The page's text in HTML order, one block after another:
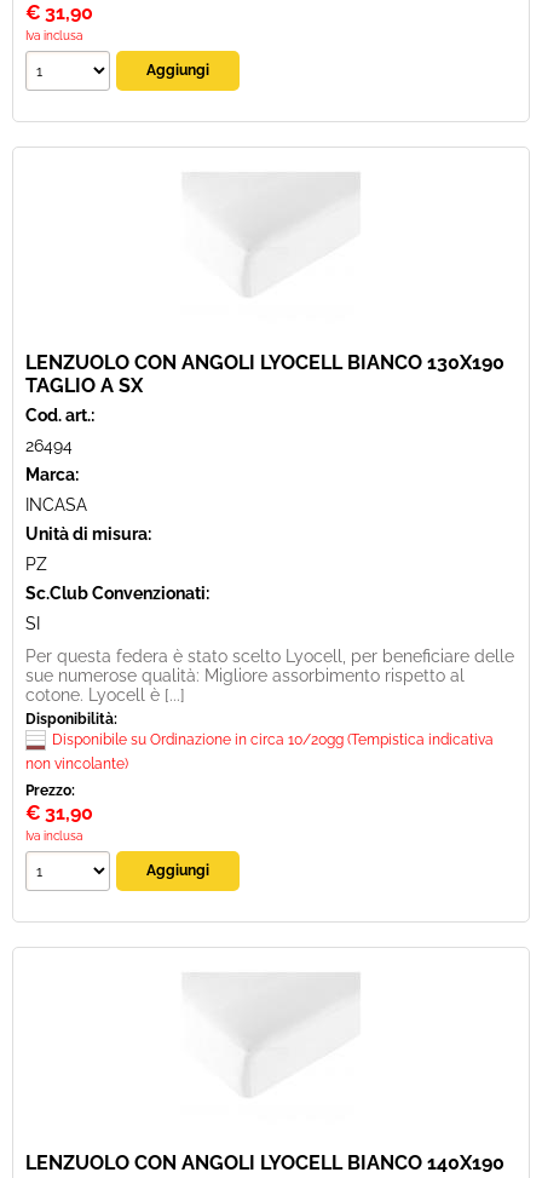
€ 31,90
Iva inclusa
LENZUOLO CON ANGOLI LYOCELL BIANCO 130X190
TAGLIO A SX
Cod. art.:
26494
Marca:
INCASA
Unità di misura:
PZ
Sc.Club Convenzionati:
SI
Per questa federa è stato scelto Lyocell, per beneficiare delle
sue numerose qualità: Migliore assorbimento rispetto al
cotone. Lyocell è [...]
Disponibilità:
Disponibile su Ordinazione in circa 10/20gg (Tempistica indicativa
non vincolante)
Prezzo:
€ 31,90
Iva inclusa
LENZUOLO CON ANGOLI LYOCELL BIANCO 140X190